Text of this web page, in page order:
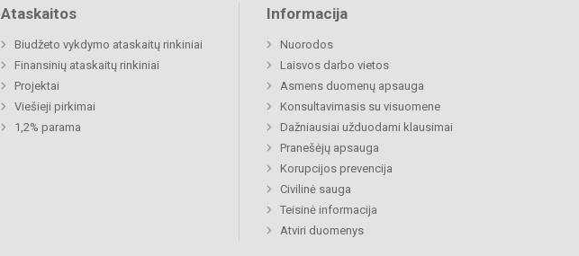
Ataskaitos
Biudžeto vykdymo ataskaitų rinkiniai
Finansinių ataskaitų rinkiniai
Projektai
Viešieji pirkimai
1,2% parama
Informacija
Nuorodos
Laisvos darbo vietos
Asmens duomenų apsauga
Konsultavimasis su visuomene
Dažniausiai užduodami klausimai
Pranešėjų apsauga
Korupcijos prevencija
Civilinė sauga
Teisinė informacija
Atviri duomenys